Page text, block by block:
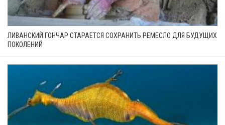
ЛИВАНСКИЙ ГОНЧАР СТАРАЕТСЯ СОХРАНИТЬ РЕМЕСЛО ДЛЯ БУДУЩИХ
ПОКОЛЕНИЙ